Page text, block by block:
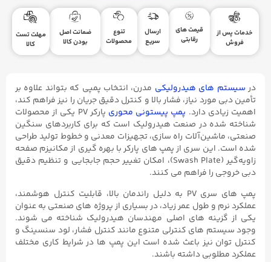
خدمات پس از
فروش
قیمت های
رقابتی
ارسال
سریع
تنوع
محصولات
ضمانت اصل
بودن کالا
مهلت تست
کالا
در سیستم ‌های هیدرولیکی مدرن، انتخاب پمپی که بتواند علاوه بر
تأمین دبی مورد نیاز، فشار بالا و کنترل دقیق جریان را نیز فراهم کند،
اهمیت زیادی دارد. پمپ پیستونی محوری
پارکر PV یکی از محصولات
شناخته‌ شده در صنعت هیدرولیک است که برای کاربردهای سنگین
صنعتی، ماشین‌آلات راه سازی، تجهیزات معدنی و خطوط تولید طراحی
شده است. این سری از پمپ ‌های پارکر با بهره‌ گیری از مکانیزم صفحه
زاویه‌گیر (Swash Plate)، امکان تغییر حجم جابجایی و تنظیم دقیق
دبی خروجی را فراهم می ‌کنند.
پمپ‌ های سری PV به دلیل راندمان بالا، قابلیت کنترل هوشمند،
عملکرد نرم و طول عمر زیاد، در بسیاری از پروژه‌ های صنعتی به ‌عنوان
یکی از گزینه‌ های اصلی مهندسان هیدرولیک شناخته می‌ شوند.
وجود سیستم‌ های کنترلی متنوع مانند کنترل فشار، لود سنسینگ و
کنترل توان نیز باعث شده است این پمپ ‌ها در شرایط کاری مختلف
عملکرد مطلوبی داشته باشند.